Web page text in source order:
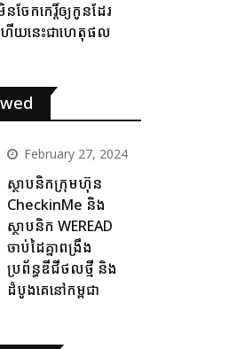
នចែកកេរ្តិ៍ឲ្យកូនដែរ
ើយនេះជាហេតុផល
February 27, 2024
ស្ថាបនិកក្រុមហ៊ុន
CheckinMe និង
ស្ថាបនិក WEREAD
ចាប់ដៃគ្នាពង្រឹង
ប្រព័ន្ធឌីជីថលថ្មី និង
ដំបូងគេនៅកម្ពុជា